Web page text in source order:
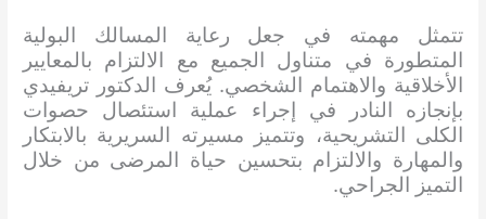
تتمثل مهمته في جعل رعاية المسالك البولية
المتطورة في متناول الجميع مع الالتزام بالمعايير
الأخلاقية والاهتمام الشخصي. يُعرف الدكتور تريفيدي
بإنجازه النادر في إجراء عملية استئصال حصوات
الكلى التشريحية، وتتميز مسيرته السريرية بالابتكار
والمهارة والالتزام بتحسين حياة المرضى من خلال
التميز الجراحي.